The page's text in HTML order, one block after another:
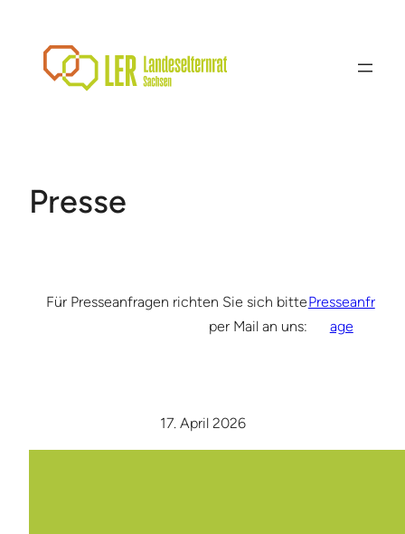
Presse
Für Presseanfragen richten Sie sich bitte
per Mail an uns:
Presseanfr
age
17. April 2026